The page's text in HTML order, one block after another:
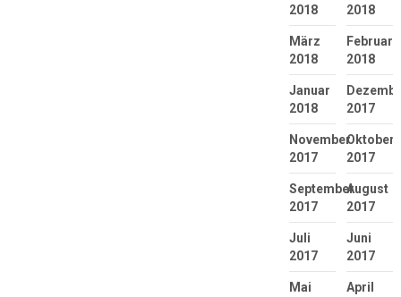
2018
2018
März
2018
Februar
2018
Januar
2018
2017
November
2017
Oktober
2017
September
2017
August
2017
Juli
2017
Juni
2017
Mai
April